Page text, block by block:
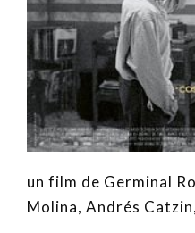
un film de Germinal
Molina, Andrés